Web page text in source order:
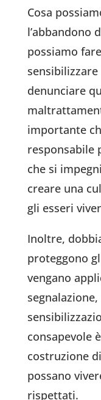
Cosa
l’abbandono
possiamo
denunciare
importante
responsabile
che si
creare una
gli esseri
Inoltre,
proteggono
vengano
consapevole
costruzione
possano
rispettati.